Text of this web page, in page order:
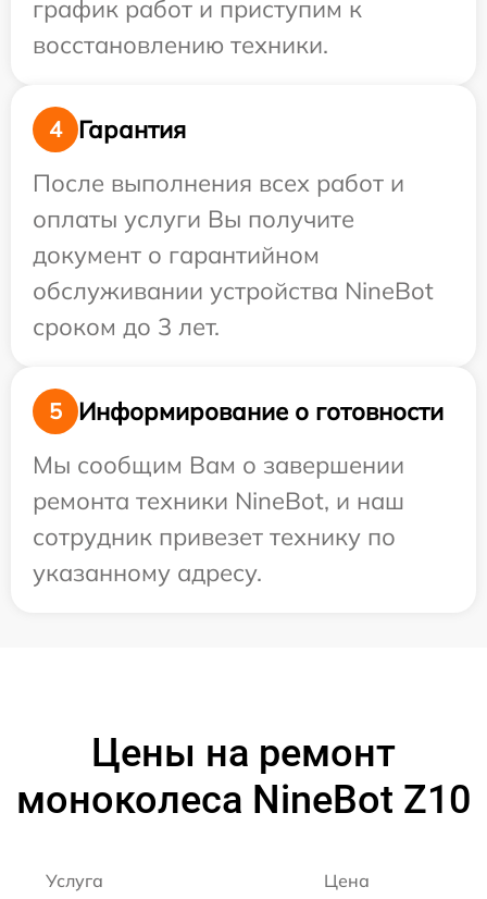
график работ и приступим к
восстановлению техники.
4
Гарантия
После выполнения всех работ и
оплаты услуги Вы получите
документ о гарантийном
обслуживании устройства NineBot
сроком до 3 лет.
5
Информирование о готовности
Мы сообщим Вам о завершении
ремонта техники NineBot, и наш
сотрудник привезет технику по
указанному адресу.
Цены на ремонт
моноколеса NineBot Z10
Услуга Цена